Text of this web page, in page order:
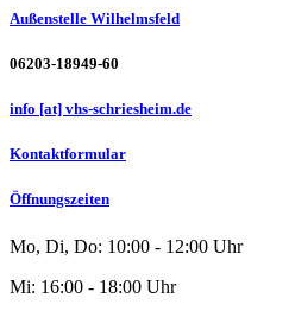
Außenstelle Wilhelmsfeld
06203-18949-60
info [at] vhs-schriesheim.de
Kontaktformular
Öffnungszeiten
Mo, Di, Do: 10:00 - 12:00 Uhr
Mi: 16:00 - 18:00 Uhr